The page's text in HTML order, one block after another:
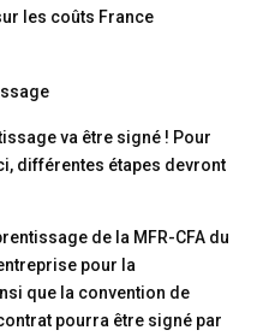
les coûts France
va être signé ! Pour
différentes étapes devront
de la MFR-CFA du
pour la
que la convention de
pourra être signé par